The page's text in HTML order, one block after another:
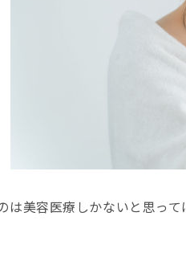
は美容医療しかないと思っ